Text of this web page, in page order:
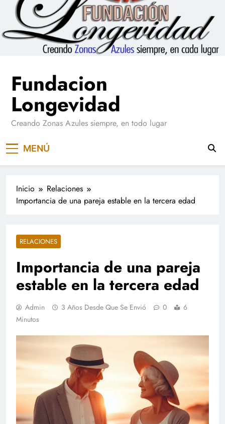
Saltar
contenido
Fundacion
Longevidad
Creando Zonas Azules siempre, en todo lugar
MENÚ
Inicio
Relaciones
Importancia de una pareja estable en la tercera edad
RELACIONES
Importancia de una pareja
estable en la tercera edad
Admin 3 Años Desde Que Se Envió 0
6
Minutos